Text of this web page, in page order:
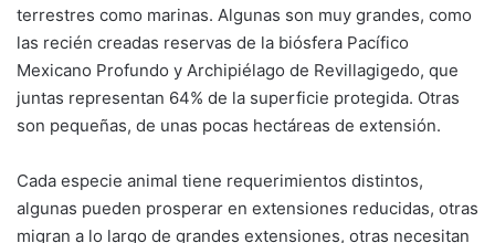
terrestres como marinas. Algunas son muy grandes, como
las recién creadas reservas de la biósfera Pacífico
Mexicano Profundo y Archipiélago de Revillagigedo, que
juntas representan 64% de la superficie protegida. Otras
son pequeñas, de unas pocas hectáreas de extensión.
Cada especie animal tiene requerimientos distintos,
algunas pueden prosperar en extensiones reducidas, otras
migran a lo largo de grandes extensiones, otras necesitan